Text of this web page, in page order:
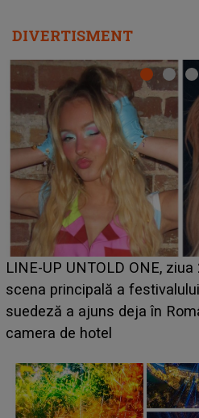
DIVERTISMENT
Ce a dezvăluit noua
luat prin surprindere pe
BĂIATUL VIZAT de
faptului împlinit, A